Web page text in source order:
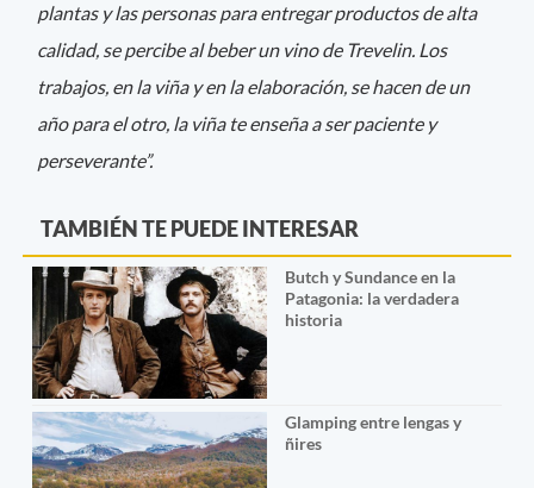
plantas y las personas para entregar productos de alta
calidad, se percibe al beber un vino de Trevelin. Los
trabajos, en la viña y en la elaboración, se hacen de un
año para el otro, la viña te enseña a ser paciente y
perseverante”.
TAMBIÉN TE PUEDE INTERESAR
Butch y Sundance en la
Patagonia: la verdadera
historia
Glamping entre lengas y
ñires